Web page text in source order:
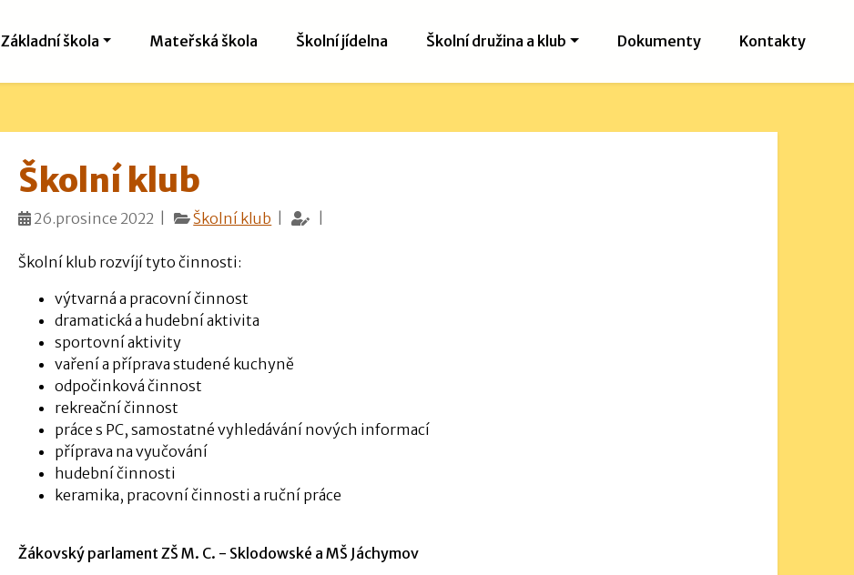
Základní škola Mateřská škola Školní jídelna Školní družina a klub Dokumenty Kontakty
Školní klub
26.prosince 2022 | Školní klub |
Školní klub rozvíjí tyto činnosti:
výtvarná a pracovní činnost
dramatická a hudební aktivita
sportovní aktivity
vaření a příprava studené kuchyně
odpočinková činnost
rekreační činnost
práce s PC, samostatné vyhledávání nových informací
příprava na vyučování
hudební činnosti
keramika, pracovní činnosti a ruční práce
Žákovský parlament ZŠ M. C. - Sklodowské a MŠ Jáchymov